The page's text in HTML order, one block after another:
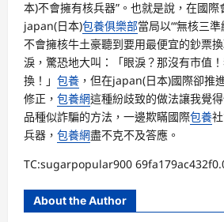
本)不會擁有核兵器”。也就是說，在國際
japan(日本)包養俱樂部當局以“‘無核三
不會擁核牛土豪聽到要用最便宜的鈔票
淚，驚恐地大叫：「眼淚？那沒有市值
換！」 包養 ，但在japan(日本)國際卻推
修正， 包養網這種紛歧致的做法讓我覺
品種似詐騙的方法，一邊欺瞞國際包養
兵器， 包養網盡不克不及答應。
TC:sugarpopular900
About the Author